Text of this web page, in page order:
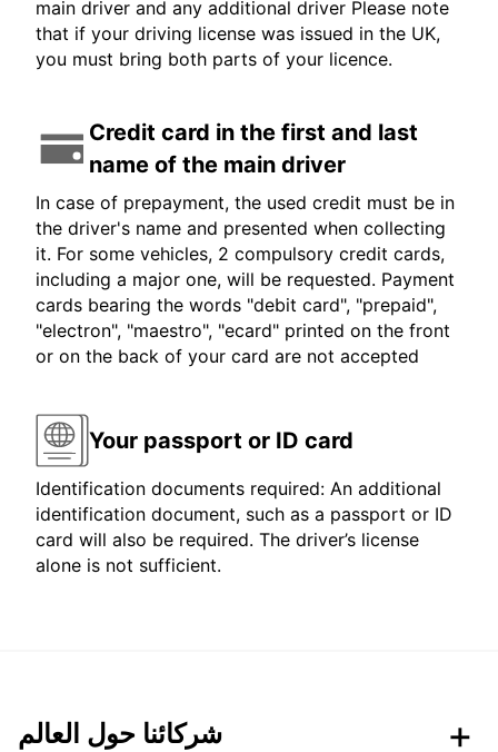
main driver and any additional driver Please note
that if your driving license was issued in the UK,
you must bring both parts of your licence.
Credit card in the first and last
name of the main driver
In case of prepayment, the used credit must be in
the driver's name and presented when collecting
it. For some vehicles, 2 compulsory credit cards,
including a major one, will be requested. Payment
cards bearing the words "debit card", "prepaid",
"electron", "maestro", "ecard" printed on the front
or on the back of your card are not accepted
Your passport or ID card
Identification documents required: An additional
identification document, such as a passport or ID
card will also be required. The driver’s license
alone is not sufficient.
شركائنا حول العالم